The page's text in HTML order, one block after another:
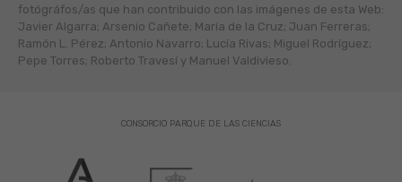
fotógráfos/as que han contribuido con las imágenes de esta Web:
Javier Algarra; Arsenio Cañete; María de la Cruz; Juan Ferreras;
Ramón L. Pérez; Antonio Navarro; Lucía Rivas; Miguel Rodríguez;
Pepe Torres; Roberto Travesí y Manuel Valdivieso.
CONSORCIO PARQUE DE LAS CIENCIAS